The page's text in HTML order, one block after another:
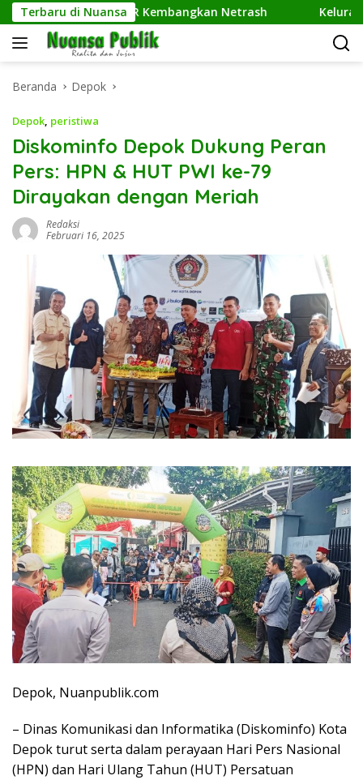
Langsung
ke
konten
Terbaru di Nuansa
UPER Kembangkan Netrash Kelurahan
Beranda Depok
Depok, peristiwa
Diskominfo Depok Dukung Peran
Pers: HPN & HUT PWI ke-79
Dirayakan dengan Meriah
Redaksi
Februari 16, 2025
Depok, Nuanpublik.com
– Dinas Komunikasi dan Informatika (Diskominfo) Kota
Depok turut serta dalam perayaan Hari Pers Nasional
(HPN) dan Hari Ulang Tahun (HUT) Persatuan